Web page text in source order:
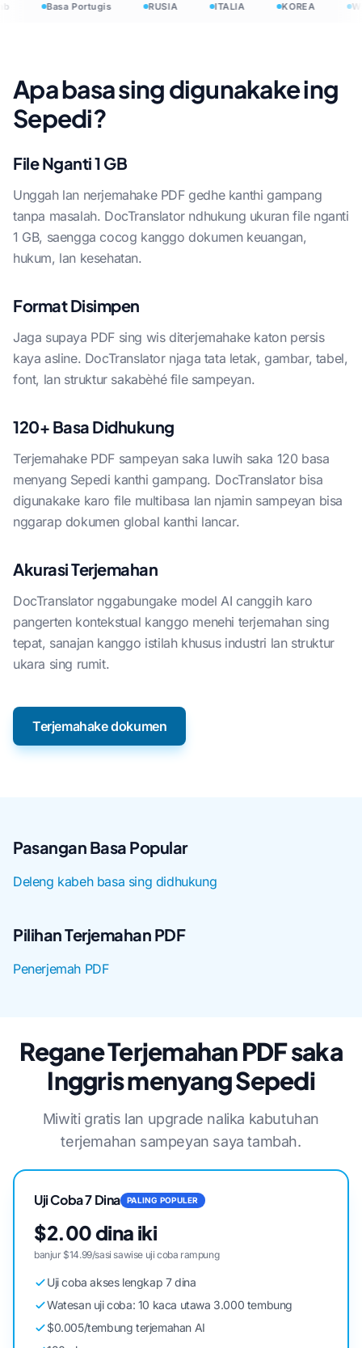
Basa Portugis RUSIA ITALIA KOREA
Apa basa sing digunakake ing
Sepedi?
File Nganti 1 GB
Unggah lan nerjemahake PDF gedhe kanthi gampang
tanpa masalah. DocTranslator ndhukung ukuran file nganti
1 GB, saengga cocog kanggo dokumen keuangan,
hukum, lan kesehatan.
Format Disimpen
Jaga supaya PDF sing wis diterjemahake katon persis
kaya asline. DocTranslator njaga tata letak, gambar, tabel,
font, lan struktur sakabèhé file sampeyan.
120+ Basa Didhukung
Terjemahake PDF sampeyan saka luwih saka 120 basa
menyang Sepedi kanthi gampang. DocTranslator bisa
digunakake karo file multibasa lan njamin sampeyan bisa
nggarap dokumen global kanthi lancar.
Akurasi Terjemahan
DocTranslator nggabungake model AI canggih karo
pangerten kontekstual kanggo menehi terjemahan sing
tepat, sanajan kanggo istilah khusus industri lan struktur
ukara sing rumit.
Terjemahake dokumen
Pasangan Basa Popular
Deleng kabeh basa sing didhukung
Pilihan Terjemahan PDF
Penerjemah PDF
Regane Terjemahan PDF saka
Inggris menyang Sepedi
Miwiti gratis lan upgrade nalika kabutuhan
terjemahan sampeyan saya tambah.
Uji Coba 7 Dina PALING POPULER
$2.00 dina iki
banjur $14.99/sasi sawise uji coba rampung
Uji coba akses lengkap 7 dina
Watesan uji coba: 10 kaca utawa 3.000 tembung
$0.005/tembung terjemahan AI